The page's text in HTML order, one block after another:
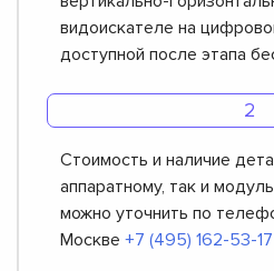
видоискателе на
доступной после этапа
Стоимость и наличие
аппаратному, так и
можно уточнить по
Москве +7 (495) 162-53-17